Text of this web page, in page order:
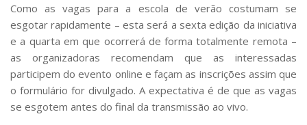
Como as vagas para a escola de verão costumam se
esgotar rapidamente – esta será a sexta edição da iniciativa
e a quarta em que ocorrerá de forma totalmente remota –
as organizadoras recomendam que as interessadas
participem do evento online e façam as inscrições assim que
o formulário for divulgado. A expectativa é de que as vagas
se esgotem antes do final da transmissão ao vivo.